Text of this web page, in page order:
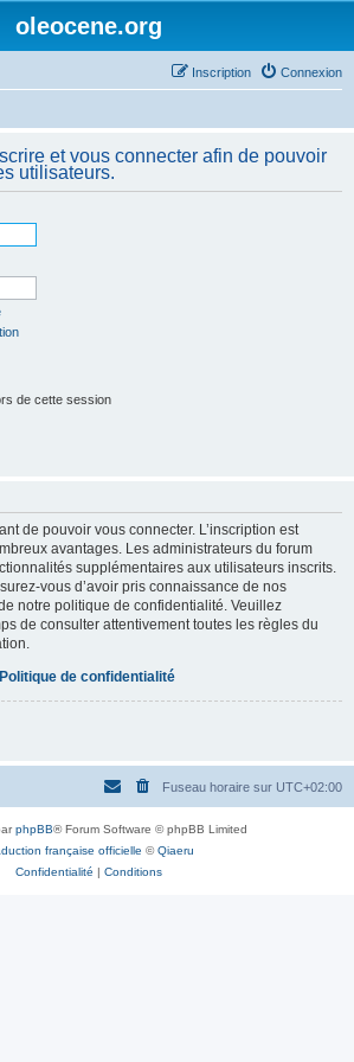
oleocene.org
Connexion
Inscription
et vous connecter afin de pouvoir
utilisateurs.
de cette session
de pouvoir vous connecter. L’inscription est
avantages. Les administrateurs du forum
supplémentaires aux utilisateurs inscrits.
vous d’avoir pris connaissance de nos
notre politique de confidentialité. Veuillez
de consulter attentivement toutes les règles du
Politique de confidentialité
Fuseau horaire sur UTC+02:00
phpBB® Forum Software © phpBB Limited
française officielle ©Qiaeru
Confidentialité | Conditions